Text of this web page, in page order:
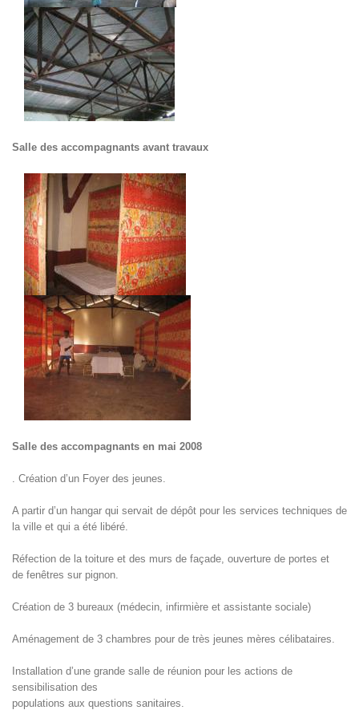
Salle des accompagnants avant travaux
Salle des accompagnants en mai 2008
. Création d’un Foyer des jeunes.
A partir d’un hangar qui servait de dépôt pour les services techniques de
la ville et qui a été libéré.
Réfection de la toiture et des murs de façade, ouverture de portes et
de fenêtres sur pignon.
Création de 3 bureaux (médecin, infirmière et assistante sociale)
Aménagement de 3 chambres pour de très jeunes mères célibataires.
Installation d’une grande salle de réunion pour les actions de
sensibilisation des
populations aux questions sanitaires.